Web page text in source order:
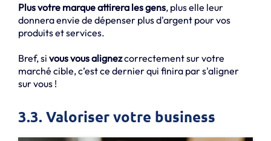
Plus votre marque attirera les gens, plus elle leur
donnera envie de dépenser plus d'argent pour vos
produits et services.
Bref, si vous vous alignezcorrectement sur votre
marché cible, c’est ce dernier qui finira par s'aligner
sur vous !
3.3. Valoriser votre business